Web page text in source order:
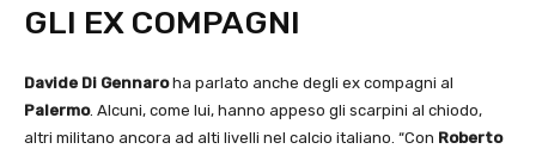
GLI EX COMPAGNI
Davide Di Gennaroha parlato anche degli ex compagni al
Palermo. Alcuni, come lui, hanno appeso gli scarpini al chiodo,
altri militano ancora ad alti livelli nel calcio italiano. “Con Roberto